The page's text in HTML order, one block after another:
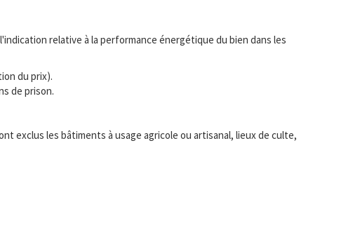
relative à la performance énergétique du bien dans les
du prix).
de prison.
exclus les bâtiments à usage agricole ou artisanal, lieux de culte,